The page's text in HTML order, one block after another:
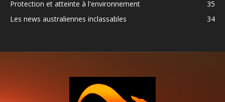
Protection et atteinte à l'environnement
35
Les news australiennes inclassables
34